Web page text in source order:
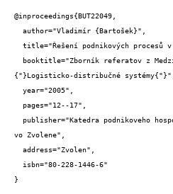
@inproceedings{BUT22049,
{"}Logisticko-distribučné systémy{"}",
vo Zvolene",
}